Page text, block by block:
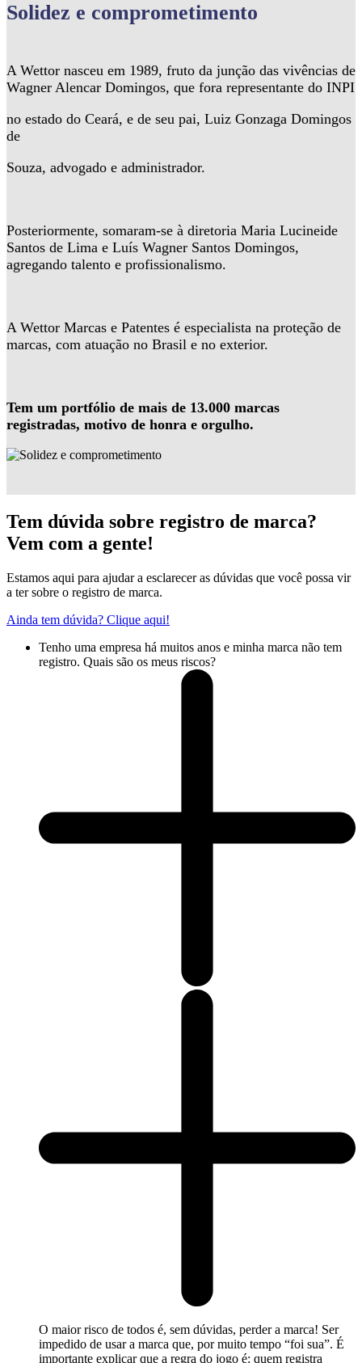
Solidez e comprometimento
A Wettor nasceu em 1989, fruto da junção das vivências de
Wagner Alencar Domingos, que fora representante do INPI
no estado do Ceará, e de seu pai, Luiz Gonzaga Domingos
de
Souza, advogado e administrador.
Posteriormente, somaram-se à diretoria Maria Lucineide
Santos de Lima e Luís Wagner Santos Domingos,
agregando talento e profissionalismo.
A Wettor Marcas e Patentes é especialista na proteção de
marcas, com atuação no Brasil e no exterior.
Tem um portfólio de mais de 13.000 marcas
registradas, motivo de honra e orgulho.
Tem dúvida sobre registro de marca?
Vem com a gente!
Estamos aqui para ajudar a esclarecer as dúvidas que você possa vir
a ter sobre o registro de marca.
Ainda tem dúvida? Clique aqui!
Tenho uma empresa há muitos anos e minha marca não tem
registro. Quais são os meus riscos?
O maior risco de todos é, sem dúvidas, perder a marca! Ser
impedido de usar a marca que, por muito tempo “foi sua”. É
importante explicar que a regra do jogo é: quem registra